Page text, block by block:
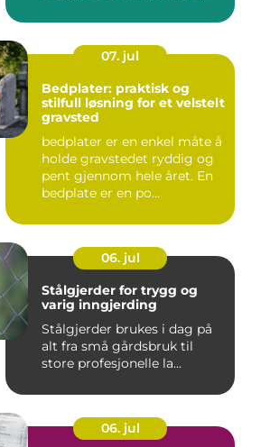
07. jul
Bedplater: praktisk og
stilfull løsning for et velstelt
gravsted
bedplater er en enkel måte å
holde gravstedet ryddig og
pent gjennom hele året. En
bedplate er en po...
06. jul
Stålgjerder for trygg og
varig inngjerding
Stålgjerder brukes i dag på
alt fra små gårdsbruk til
store profesjonelle la...
06. jul